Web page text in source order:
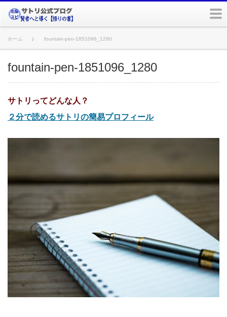
ホーム fountain-pen-1851096_1280
fountain-pen-1851096_1280
サトリってどんな人？
２分で読めるサトリの簡易プロフィール